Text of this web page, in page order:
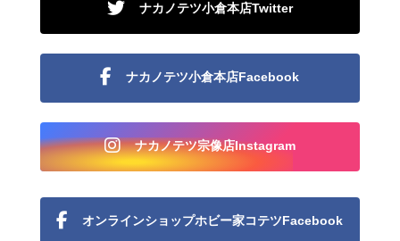
ナカノテツ小倉本店Twitter
ナカノテツ小倉本店Facebook
ナカノテツ宗像店Instagram
オンラインショップホビー家コテツFacebook